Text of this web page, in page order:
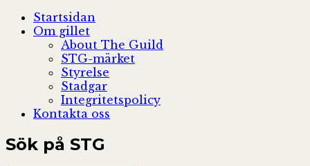
Startsidan
Om gillet
About The Guild
STG-märket
Styrelse
Stadgar
Integritetspolicy
Kontakta oss
Sök på STG